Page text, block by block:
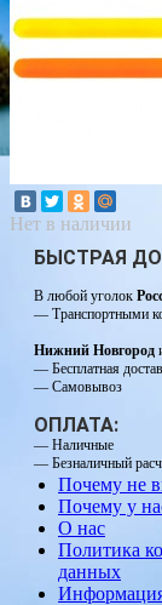
Нет в наличии
БЫСТРАЯ
В любой уголок
— Транспортными
Нижний Новгород
— Бесплатная
— Самовывоз
ОПЛАТА:
— Наличные
— Безналичный
Почему не
Почему у
О нас
Политика
данных
Информация